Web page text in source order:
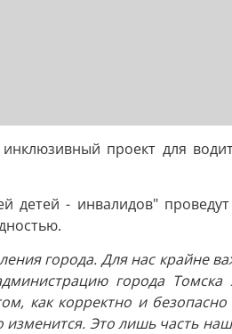
проект для
детей - инвалидов"
города. Для нас крайне
города
как корректно и безопасно
Это лишь часть